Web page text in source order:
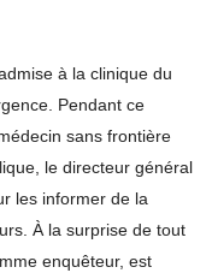
à la clinique du
Pendant ce
sans frontière
le directeur général
les informer de la
À la surprise de tout
enquêteur, est